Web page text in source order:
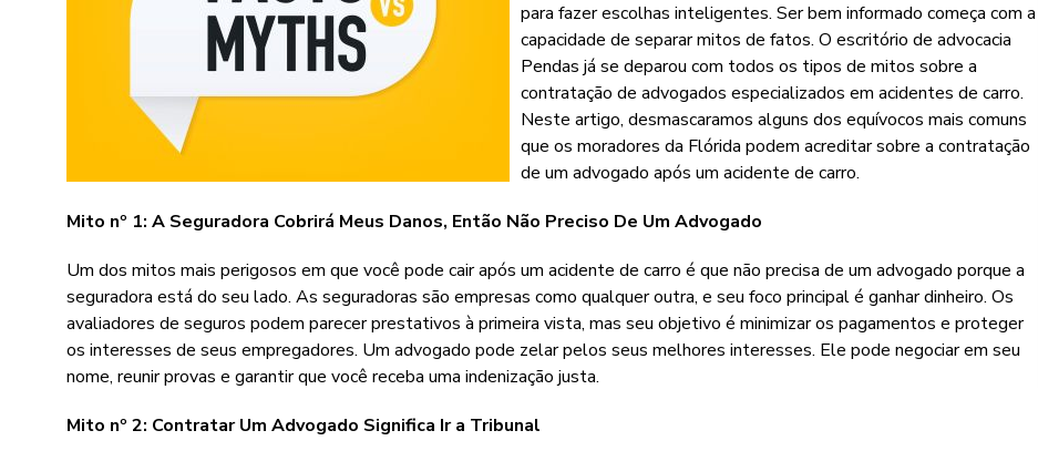
para fazer escolhas inteligentes. Ser bem informado começa com a
capacidade de separar mitos de fatos. O escritório de advocacia
Pendas já se deparou com todos os tipos de mitos sobre a
contratação de advogados especializados em acidentes de carro.
Neste artigo, desmascaramos alguns dos equívocos mais comuns
que os moradores da Flórida podem acreditar sobre a contratação
de um advogado após um acidente de carro.
Mito nº 1: A Seguradora Cobrirá Meus Danos, Então Não Preciso De Um Advogado
Um dos mitos mais perigosos em que você pode cair após um acidente de carro é que não precisa de um advogado porque a
seguradora está do seu lado. As seguradoras são empresas como qualquer outra, e seu foco principal é ganhar dinheiro. Os
avaliadores de seguros podem parecer prestativos à primeira vista, mas seu objetivo é minimizar os pagamentos e proteger
os interesses de seus empregadores. Um advogado pode zelar pelos seus melhores interesses. Ele pode negociar em seu
nome, reunir provas e garantir que você receba uma indenização justa.
Mito nº 2: Contratar Um Advogado Significa Ir a Tribunal